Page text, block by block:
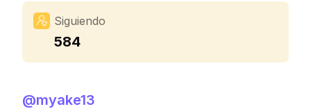
Siguiendo
584
@myake13